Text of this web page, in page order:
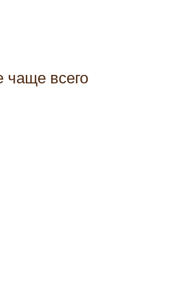
чаще всего